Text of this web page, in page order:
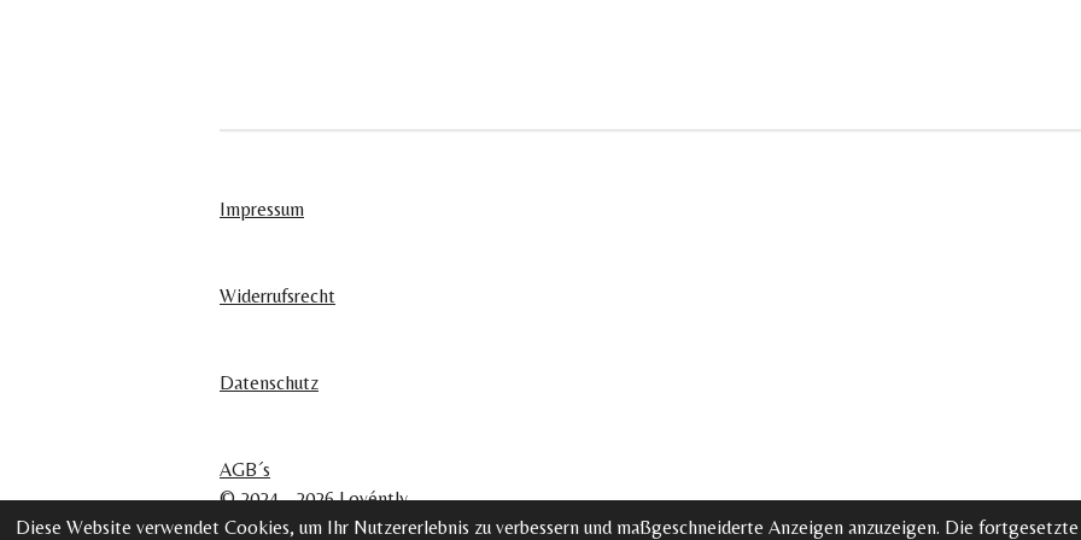
Diese Website verwendet Cookies, um Ihr Nutzererlebnis zu verbessern und maßgeschneiderte Anzeigen anzuzeigen. Die
Impressum
Widerrufsrecht
Datenschutz
AGB´s
© 2024 - 2026 Lovéntly